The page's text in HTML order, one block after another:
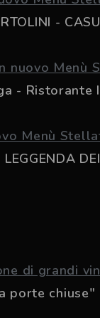
-
nuovo Menù
Ristorante
Menù
di grandi
porte